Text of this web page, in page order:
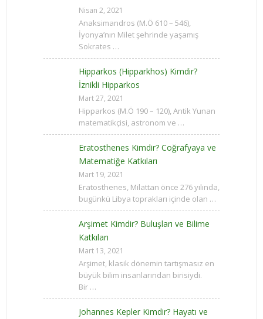
Nisan 2, 2021
Anaksimandros (M.Ö 610 – 546),
İyonya’nın Milet şehrinde yaşamış
Sokrates …
Hipparkos (Hipparkhos) Kimdir?
İznikli Hipparkos
Mart 27, 2021
Hipparkos (M.Ö 190 – 120), Antik Yunan
matematikçisi, astronom ve …
Eratosthenes Kimdir? Coğrafyaya ve
Matematiğe Katkıları
Mart 19, 2021
Eratosthenes, Milattan önce 276 yılında,
bugünkü Libya toprakları içinde olan …
Arşimet Kimdir? Buluşları ve Bilime
Katkıları
Mart 13, 2021
Arşimet, klasik dönemin tartışmasız en
büyük bilim insanlarından birisiydi.
Bir …
Johannes Kepler Kimdir? Hayatı ve